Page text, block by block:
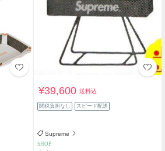
¥39,600送料込
関税負担なし スピード配送
Supreme
SHOP